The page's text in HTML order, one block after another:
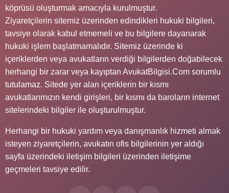
köprüsü oluşturmak amacıyla kurulmuştur.
Ziyaretçilerin sitemiz üzerinden edindikleri hukuki bilgileri,
tavsiye olarak kabul etmemeli ve bu bilgilere dayanarak
hukuki işlem başlatmamalıdır. Sitemiz üzerinde ki
içeriklerden veya avukatların verdiği bilgilerden doğabilecek
herhangi bir zarar veya kayıptan AvukatBilgisi.Com sorumlu
tutulamaz. Sitede yer alan içeriklerin bir kısmı
avukatlarımızın kendi girişleri, bir kısmı da baroların internet
sitelerindeki bilgiler ile oluşturulmuştur.
Herhangi bir hukuki yardım veya danışmanlık hizmeti almak
isteyen ziyaretçilerin, avukatın ofis bilgilerinin yer aldığı
sayfa üzerindeki iletişim bilgileri üzerinden iletişime
geçmeleri tavsiye edilir.